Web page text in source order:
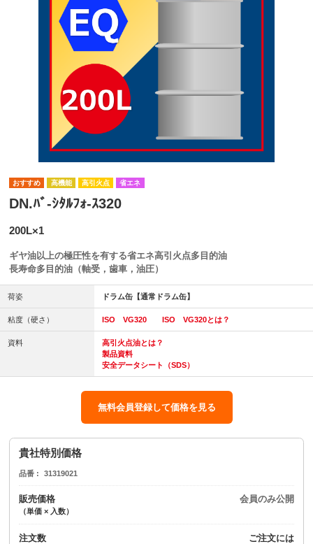
高機能 高引火点 省エネ
DN.ﾊﾞ-ｼﾀﾙﾌｫ-ｽ320
200L×1
ギヤ油以上の極圧性を有する省エネ高引火点多目的油
長寿命多目的油（軸受，歯車，油圧）
荷姿 ドラム缶【通常ドラム缶】
粘度（硬さ） ISO VG320 ISO VG320とは？
資料
高引火点油とは？
製品資料
安全データシート（SDS）
無料会員登録して価格を見る
貴社特別価格
品番 31319021
販売価格
（単価 × 入数）
会員のみ公開
注文数
ご注文には